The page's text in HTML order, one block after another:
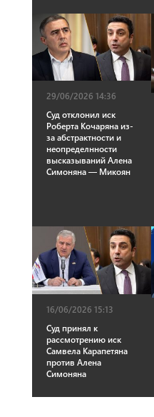
29/06/2026 14:36
Суд отклонил иск
Роберта Кочаряна из-
за абстрактности и
неопределнности
высказываний Алена
Симоняна — Микоян
16/06/2026 15:13
Суд принял к
рассмотрению иск
Самвела Карапетяна
против Алена
Симоняна